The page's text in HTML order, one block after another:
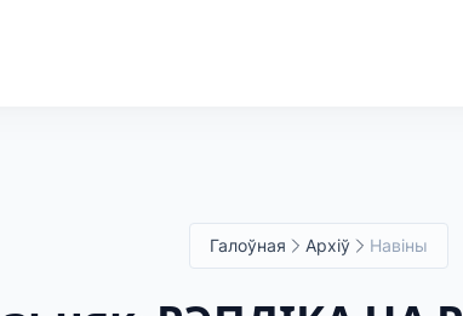
Галоўная Архіў Навіны